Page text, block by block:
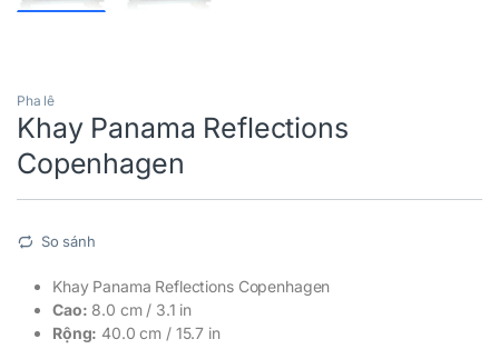
Pha lê
Khay Panama Reflections
Copenhagen
So sánh
Khay Panama Reflections Copenhagen
Cao: 8.0 cm / 3.1 in
Rộng: 40.0 cm / 15.7 in